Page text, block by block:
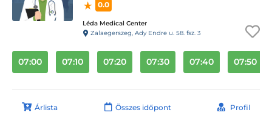
0.0
Léda Medical Center
Zalaegerszeg, Ady Endre u. 58. fsz. 3
07:00 07:10 07:20 07:30 07:40 07:50
Árlista Összes időpont Profil